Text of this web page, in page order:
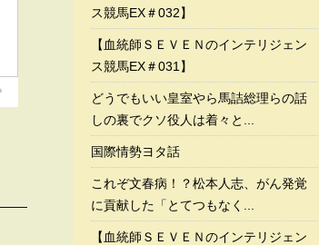
ス競馬EX＃032】
【血統師ＳＥＶＥＮのインテリジェン
ス競馬EX＃031】
どうでもいい皇室やら馬詰総理らの話
しの裏でクソ役人は着々と...
国際情勢ヨタ話
これぞ文春病！？松本人志、がん発覚
に貢献した「とてつもなく...
【血統師ＳＥＶＥＮのインテリジェン